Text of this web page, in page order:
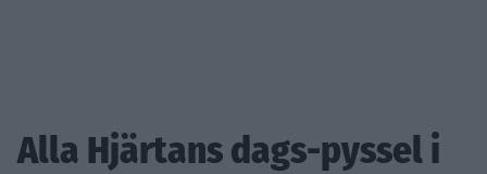
Alla Hjärtans dags-pyssel i